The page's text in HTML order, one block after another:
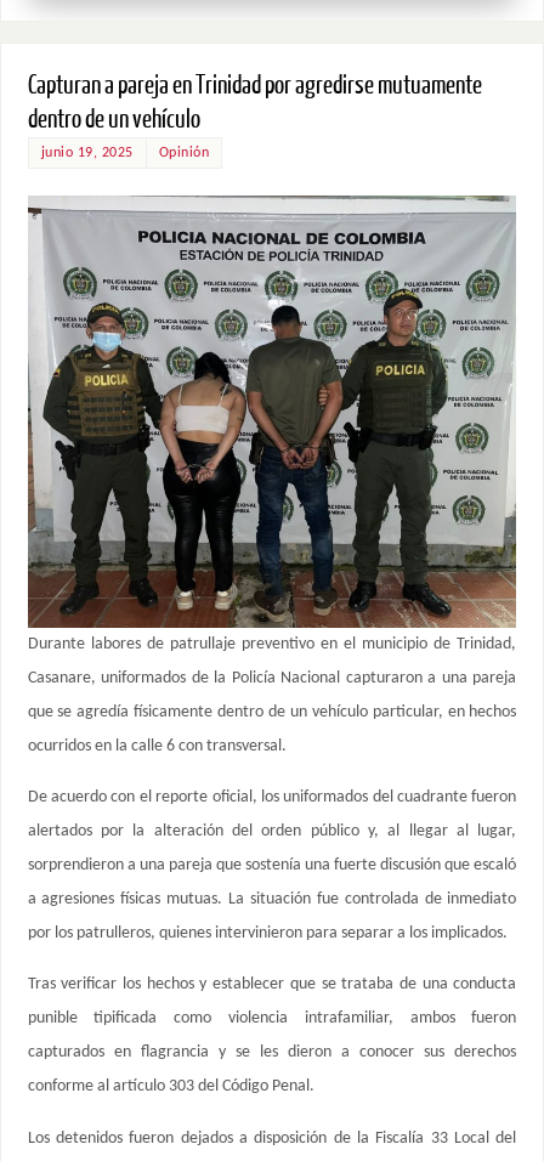
Capturan a pareja en Trinidad por agredirse mutuamente
dentro de un vehículo
junio 19, 2025 Opinión
Durante labores de patrullaje preventivo en el municipio de Trinidad,
Casanare, uniformados de la Policía Nacional capturaron a una pareja
que se agredía físicamente dentro de un vehículo particular, en hechos
ocurridos en la calle 6 con transversal.
De acuerdo con el reporte oficial, los uniformados del cuadrante fueron
alertados por la alteración del orden público y, al llegar al lugar,
sorprendieron a una pareja que sostenía una fuerte discusión que escaló
a agresiones físicas mutuas. La situación fue controlada de inmediato
por los patrulleros, quienes intervinieron para separar a los implicados.
Tras verificar los hechos y establecer que se trataba de una conducta
punible tipificada como violencia intrafamiliar, ambos fueron
capturados en flagrancia y se les dieron a conocer sus derechos
conforme al artículo 303 del Código Penal.
Los detenidos fueron dejados a disposición de la Fiscalía 33 Local del